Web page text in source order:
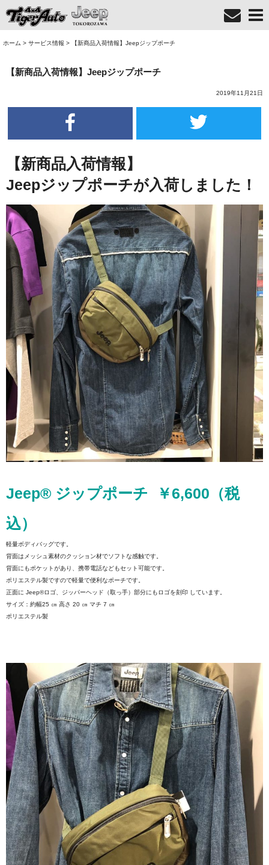
ホーム > サービス情報 > 【新商品入荷情報】Jeepジップポーチ
【新商品入荷情報】Jeepジップポーチ
2019年11月21日
【新商品入荷情報】
Jeepジップポーチが入荷しました！
Jeep® ジップポーチ ￥6,600 （税
込）
軽量ボディバッグです。
背面はメッシュ素材のクッション材でソフトな感触です。
背面にもポケットがあり、携帯電話などもセット可能です。
ポリエステル製ですので軽量で便利なポーチです。
正面に Jeep®ロゴ、ジッパーヘッド（取っ手）部分にもロゴを刻印 しています。
サイズ：約幅25 ㎝ 高さ 20 ㎝ マチ 7 ㎝
ポリエステル製